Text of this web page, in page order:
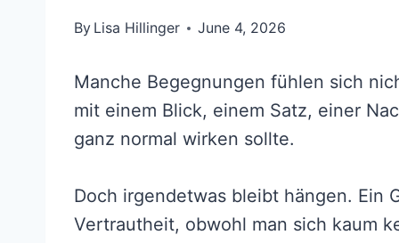
By Lisa Hillinger June 4, 2026
Manche Begegnungen fühlen sich
mit einem Blick, einem Satz, einer
ganz normal wirken sollte.
Doch irgendetwas bleibt hängen. Ein
Vertrautheit, obwohl man sich kaum